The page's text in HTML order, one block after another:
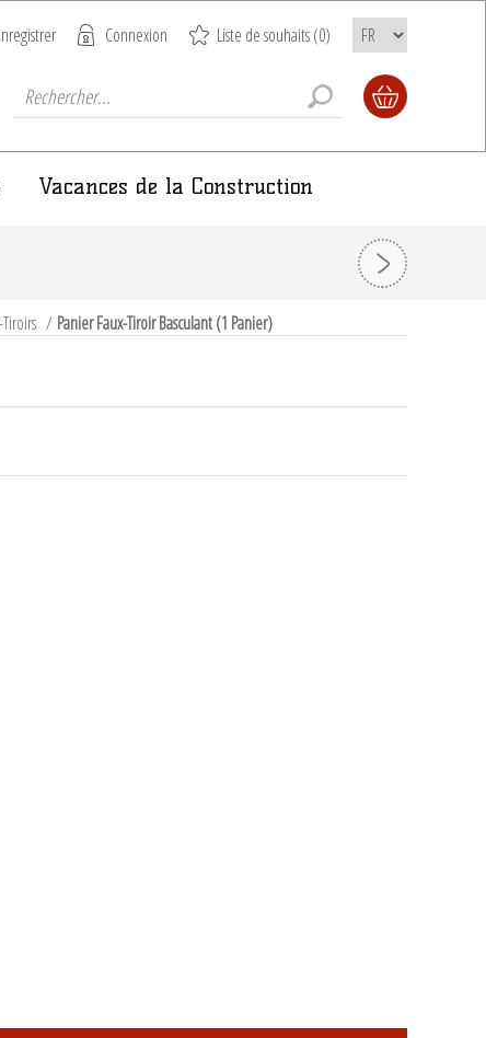
Connexion Liste de souhaits(0)
Vacances de la Construction
/ Panier Faux-Tiroir Basculant (1 Panier)